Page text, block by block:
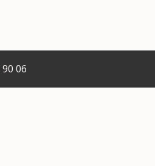
06